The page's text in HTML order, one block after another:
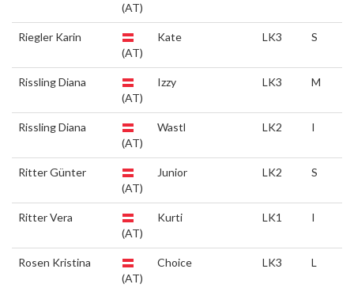
(AT)
Riegler Karin
(AT)
Kate LK3 S
Rissling Diana
(AT)
Izzy LK3 M
Rissling Diana
(AT)
Wastl LK2 I
Ritter Günter
(AT)
Junior LK2 S
Ritter Vera
(AT)
Kurti LK1 I
Rosen Kristina
(AT)
Choice LK3 L